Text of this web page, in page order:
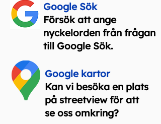
Google Sök
Försök att ange
nyckelorden från frågan
till Google Sök.
Google kartor
Kan vi besöka en plats
på streetview för att
se oss omkring?